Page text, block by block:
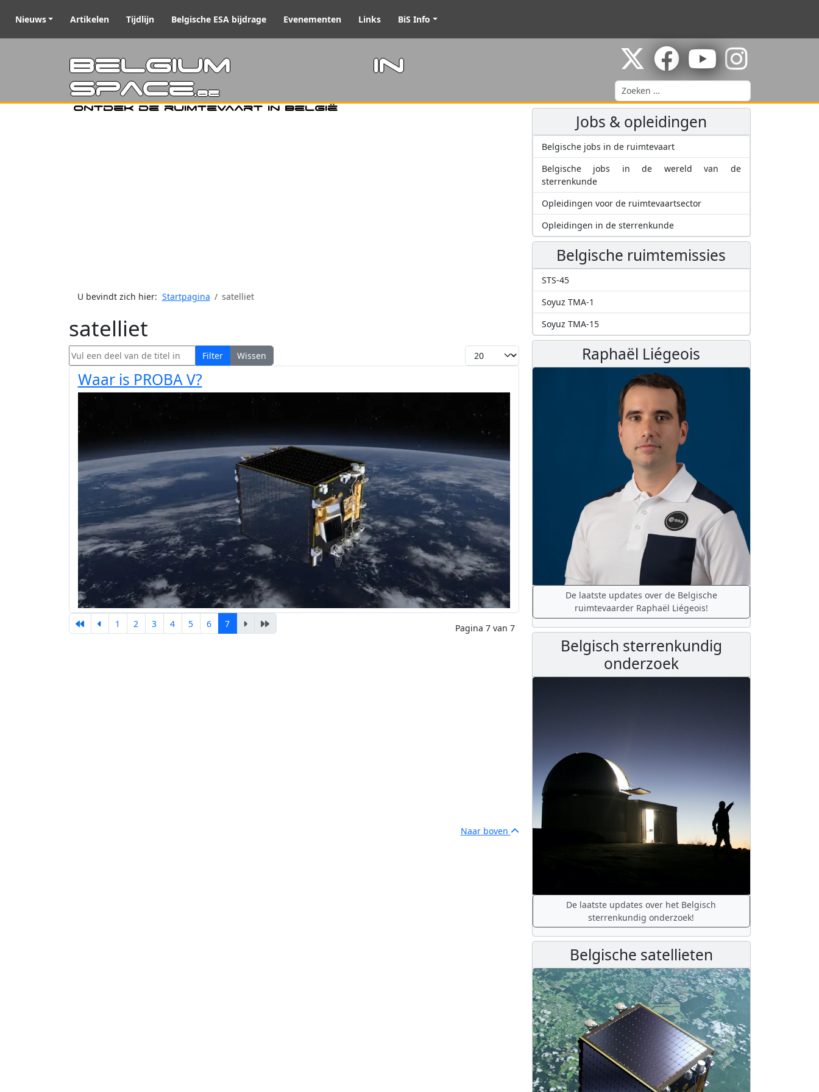
Nieuws Artikelen Tijdlijn Belgische ESA bijdrage Evenementen Links BiS Info
Belgium in
Space.be
Ontdek de ruimtevaart in België
Zoeken
U bevindt zich hier: Startpagina satelliet
satelliet
Vul een deel van de titel in Filter Wissen Toon #
Waar is PROBA V?
Pagina 7 van 7
1 2 3 4 5 6 7
Naar boven
Jobs & opleidingen
Belgische jobs in de ruimtevaart
Belgische jobs in de wereld van de
sterrenkunde
Opleidingen voor de ruimtevaartsector
Opleidingen in de sterrenkunde
Belgische ruimtemissies
STS-45
Soyuz TMA-1
Soyuz TMA-15
Raphaël Liégeois
De laatste updates over de Belgische
ruimtevaarder Raphaël Liégeois!
Belgisch sterrenkundig
onderzoek
De laatste updates over het Belgisch
sterrenkundig onderzoek!
Belgische satellieten